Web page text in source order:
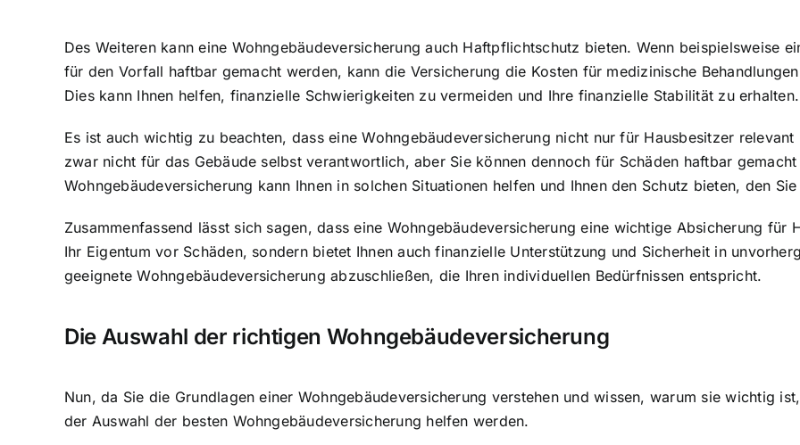
Des Weiteren kann eine Wohngebäudeversicherung auch Haftpflichtschutz bieten. Wenn beispielsweise
für den Vorfall haftbar gemacht werden, kann die Versicherung die Kosten für medizinische
Dies kann Ihnen helfen, finanzielle Schwierigkeiten zu vermeiden und Ihre finanzielle Stabilität zu erhalten.
Es ist auch wichtig zu beachten, dass eine Wohngebäudeversicherung nicht nur für Hausbesitzer
zwar nicht für das Gebäude selbst verantwortlich, aber Sie können dennoch für Schäden haftbar
Wohngebäudeversicherung kann Ihnen in solchen Situationen helfen und Ihnen den Schutz bieten, den
Zusammenfassend lässt sich sagen, dass eine Wohngebäudeversicherung eine wichtige Absicherung
Ihr Eigentum vor Schäden, sondern bietet Ihnen auch finanzielle Unterstützung und Sicherheit in
geeignete Wohngebäudeversicherung abzuschließen, die Ihren individuellen Bedürfnissen entspricht.
Die Auswahl der richtigen Wohngebäudeversicherung
Nun, da Sie die Grundlagen einer Wohngebäudeversicherung verstehen und wissen, warum sie wichtig
der Auswahl der besten Wohngebäudeversicherung helfen werden.